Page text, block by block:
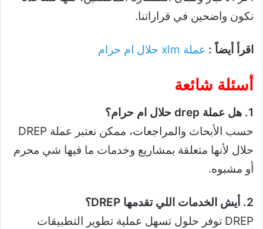
نكون واضحين في قراراتنا.
اقرأ أيضاً : عملة xlm حلال ام حرام
أسئلة شائعة
1. هل عملة drep حلال ام حرام؟
حسب الأبحاث والمراجعات، ممكن نعتبر عملة DREP
حلال لأنها متعلقة بمشاريع وخدمات ما فيها شي محرم
أو مشبوه.
2. أيش الخدمات اللي تقدمها DREP؟
DREP توفر حلول تسهل عملية تطوير التطبيقات